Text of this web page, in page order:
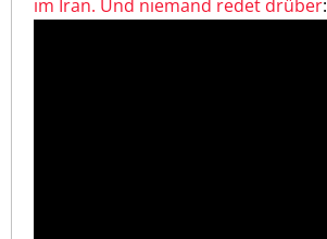
im Iran. Und niemand redet drüber: